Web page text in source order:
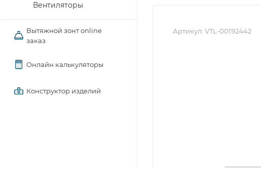
Вентиляторы
Вытяжной зонт online
заказ
Онлайн калькуляторы
Конструктор изделий
Артикул: VTL-00192442